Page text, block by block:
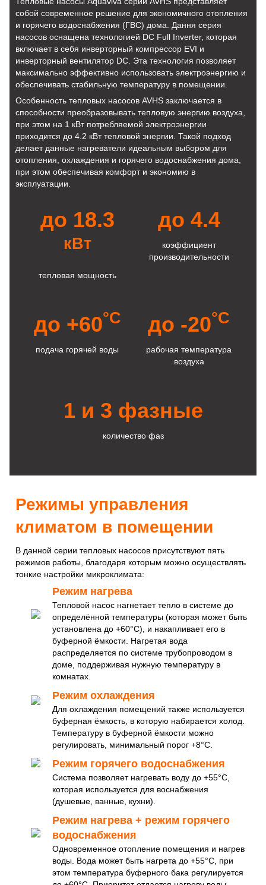
собой современное решение для экономичного отопления
и горячего водоснабжения (ГВС) дома. Дання серия
насосов оснащена технологией DC Full Inverter, которая
включает в себя инверторный компрессор EVI и
инверторный вентилятор DC. Эта технология позволяет
максимально эффективно использовать электроэнергию и
обеспечивать стабильную температуру в помещении.
Особенность тепловых насосов AVHS заключается в
способности преобразовывать тепловую энергию воздуха,
при этом на 1 кВт потребляемой электроэнергии
приходится до 4.2 кВт тепловой энергии. Такой подход
делает данные нагреватели идеальным выбором для
отопления, охлаждения и горячего водоснабжения дома,
при этом обеспечивая комфорт и экономию в
эксплуатации.
до 18.3
кВт
тепловая мощность
до 4.4
коэффициент
производительности
до +60°C
подача горячей воды
до -20°C
рабочая температура
воздуха
1 и 3 фазные
количество фаз
Режимы управления
климатом в помещении
В данной серии тепловых насосов присутствуют пять
режимов работы, благодаря которым можно осуществлять
тонкие настройки микроклимата:
Режим нагрева
Тепловой насос нагнетает тепло в системе до
определённой температуры (которая может быть
установлена до +60°C), и накапливает его в
буферной ёмкости. Нагретая вода
распределяется по системе трубопроводом в
доме, поддерживая нужную температуру в
комнатах.
Режим охлаждения
Для охлаждения помещений также используется
буферная ёмкость, в которую набирается холод.
Температуру в буферной ёмкости можно
регулировать, минимальный порог +8°C.
Режим горячего водоснабжения
Система позволяет нагревать воду до +55°C,
которая используется для воснабжения
(душевые, ванные, кухни).
Режим нагрева + режим горячего
водоснабжения
Одновременное отопление помещения и нагрев
воды. Вода может быть нагрета до +55°C, при
этом температура буферного бака регулируется